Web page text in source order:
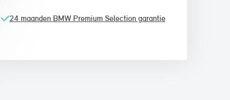
24 maanden BMW Premium Selection garantie